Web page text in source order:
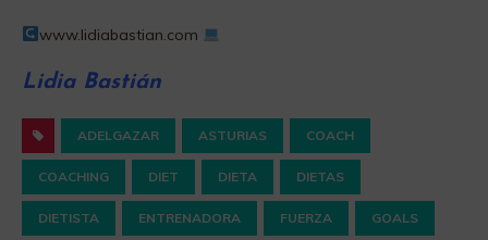
www.lidiabastian.com
Lidia Bastián
ADELGAZAR ASTURIAS COACH
COACHING DIET DIETA DIETAS
DIETISTA ENTRENADORA FUERZA GOALS